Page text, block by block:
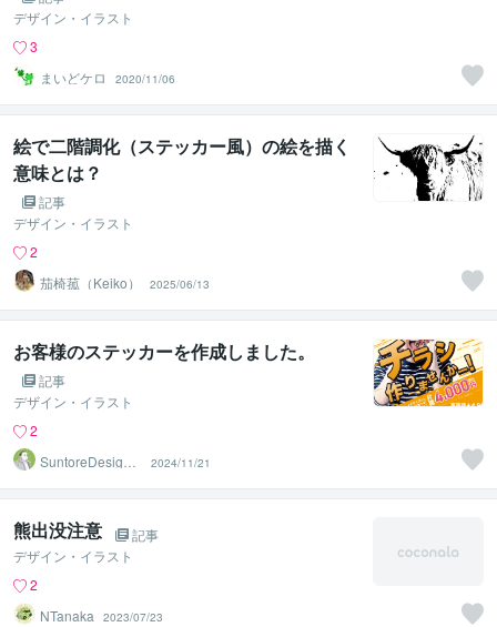
デザイン・イラスト
3
まいどケロ
2020/11/06
絵で二階調化（ステッカー風）の絵を描く
意味とは？
記事
デザイン・イラスト
2
茄椅菰（Keiko）
2025/06/13
お客様のステッカーを作成しました。
記事
デザイン・イラスト
2
SuntoreDesignO
2024/11/21
熊出没注意
記事
デザイン・イラスト
2
NTanaka
2023/07/23